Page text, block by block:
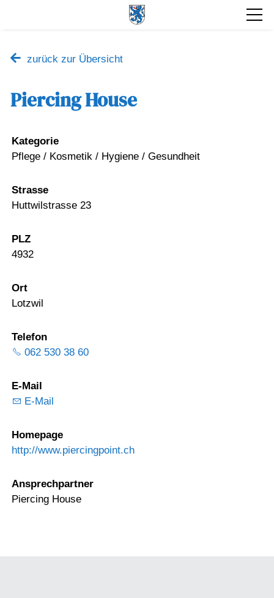
zurück zur Übersicht
Piercing House
Kategorie
Pflege / Kosmetik / Hygiene / Gesundheit
Strasse
Huttwilstrasse 23
PLZ
4932
Ort
Lotzwil
Telefon
062 530 38 60
E-Mail
E-Mail
Homepage
http://www.piercingpoint.ch
Ansprechpartner
Piercing House